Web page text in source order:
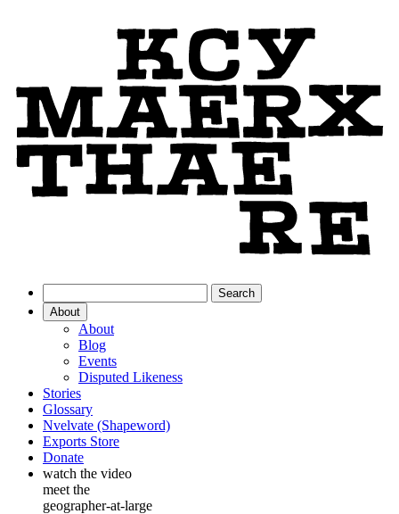
About
About
Blog
Events
Disputed Likeness
Stories
Glossary
Nvelvate (Shapeword)
Exports Store
Donate
watch the video
meet the
geographer-at-large